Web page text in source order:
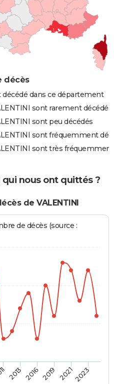
décès
décédé dans ce département
sont rarement décédés
sont peu décédés
sont fréquemment
sont très
qui nous ont quittés ?
de VALENTINI
de décès (source :
2013 2016 2019 20212023